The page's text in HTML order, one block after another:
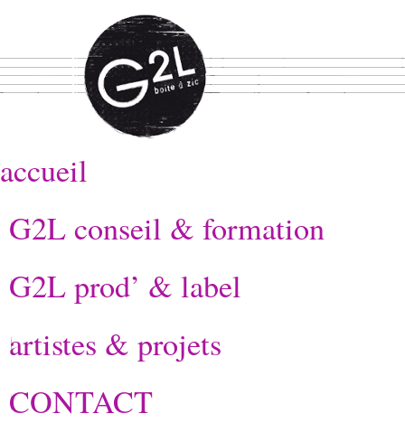
accueil
G2L conseil & formation
G2L prod’ & label
artistes & projets
CONTACT